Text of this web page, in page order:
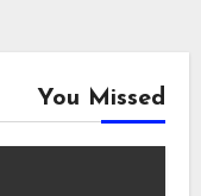
You Missed